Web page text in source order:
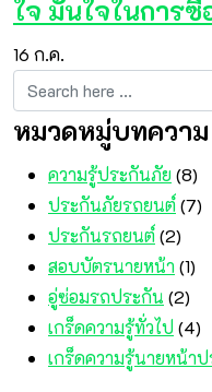
ใจ มั่นใจในการ
16 ก.ค.
หมวดหมู่บทความ
ความรู้ประกันภัย(8)
ประกันภัยรถยนต์(7)
ประกันรถยนต์(2)
สอบบัตรนายหน้า(1)
อู่ซ่อมรถประกัน (2)
เกร็ดความรู้ทั่วไป(4)
เกร็ดความรู้นายหน้า